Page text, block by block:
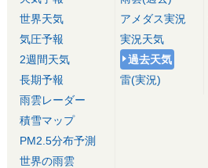
世界天気
気圧予報
2週間天気
長期予報
雨雲レーダー
積雪マップ
PM2.5分布予測
世界の雨雲
アメダス実況
実況天気
過去天気
雷(実況)